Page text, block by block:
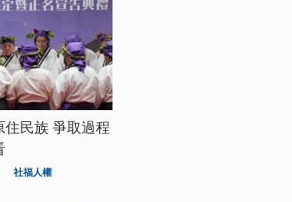
住民族 爭取過程
社福人權